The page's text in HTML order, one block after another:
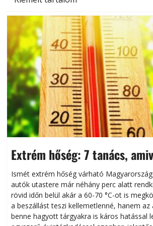
Extrém hőség: 7 tanács,
megóvhatjuk autónkat a
Ismét extrém hőség várható
autók utastere már néhány perc alatt
rövid időn belül akár a 60-70 °C-ot is
a beszállást teszi kellemetlenné, hanem
benne hagyott tárgyakra is káros hatással